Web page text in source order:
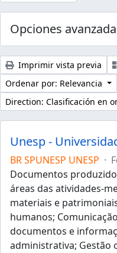
Opciones
Imprimir vista previa
Ordenar por: Relevancia
Direction: Clasificación en
BR SPUNESP UNESP ·
Documentos
áreas das atividades-
materiais e
humanos;
documentos e
administrativa; Gestão